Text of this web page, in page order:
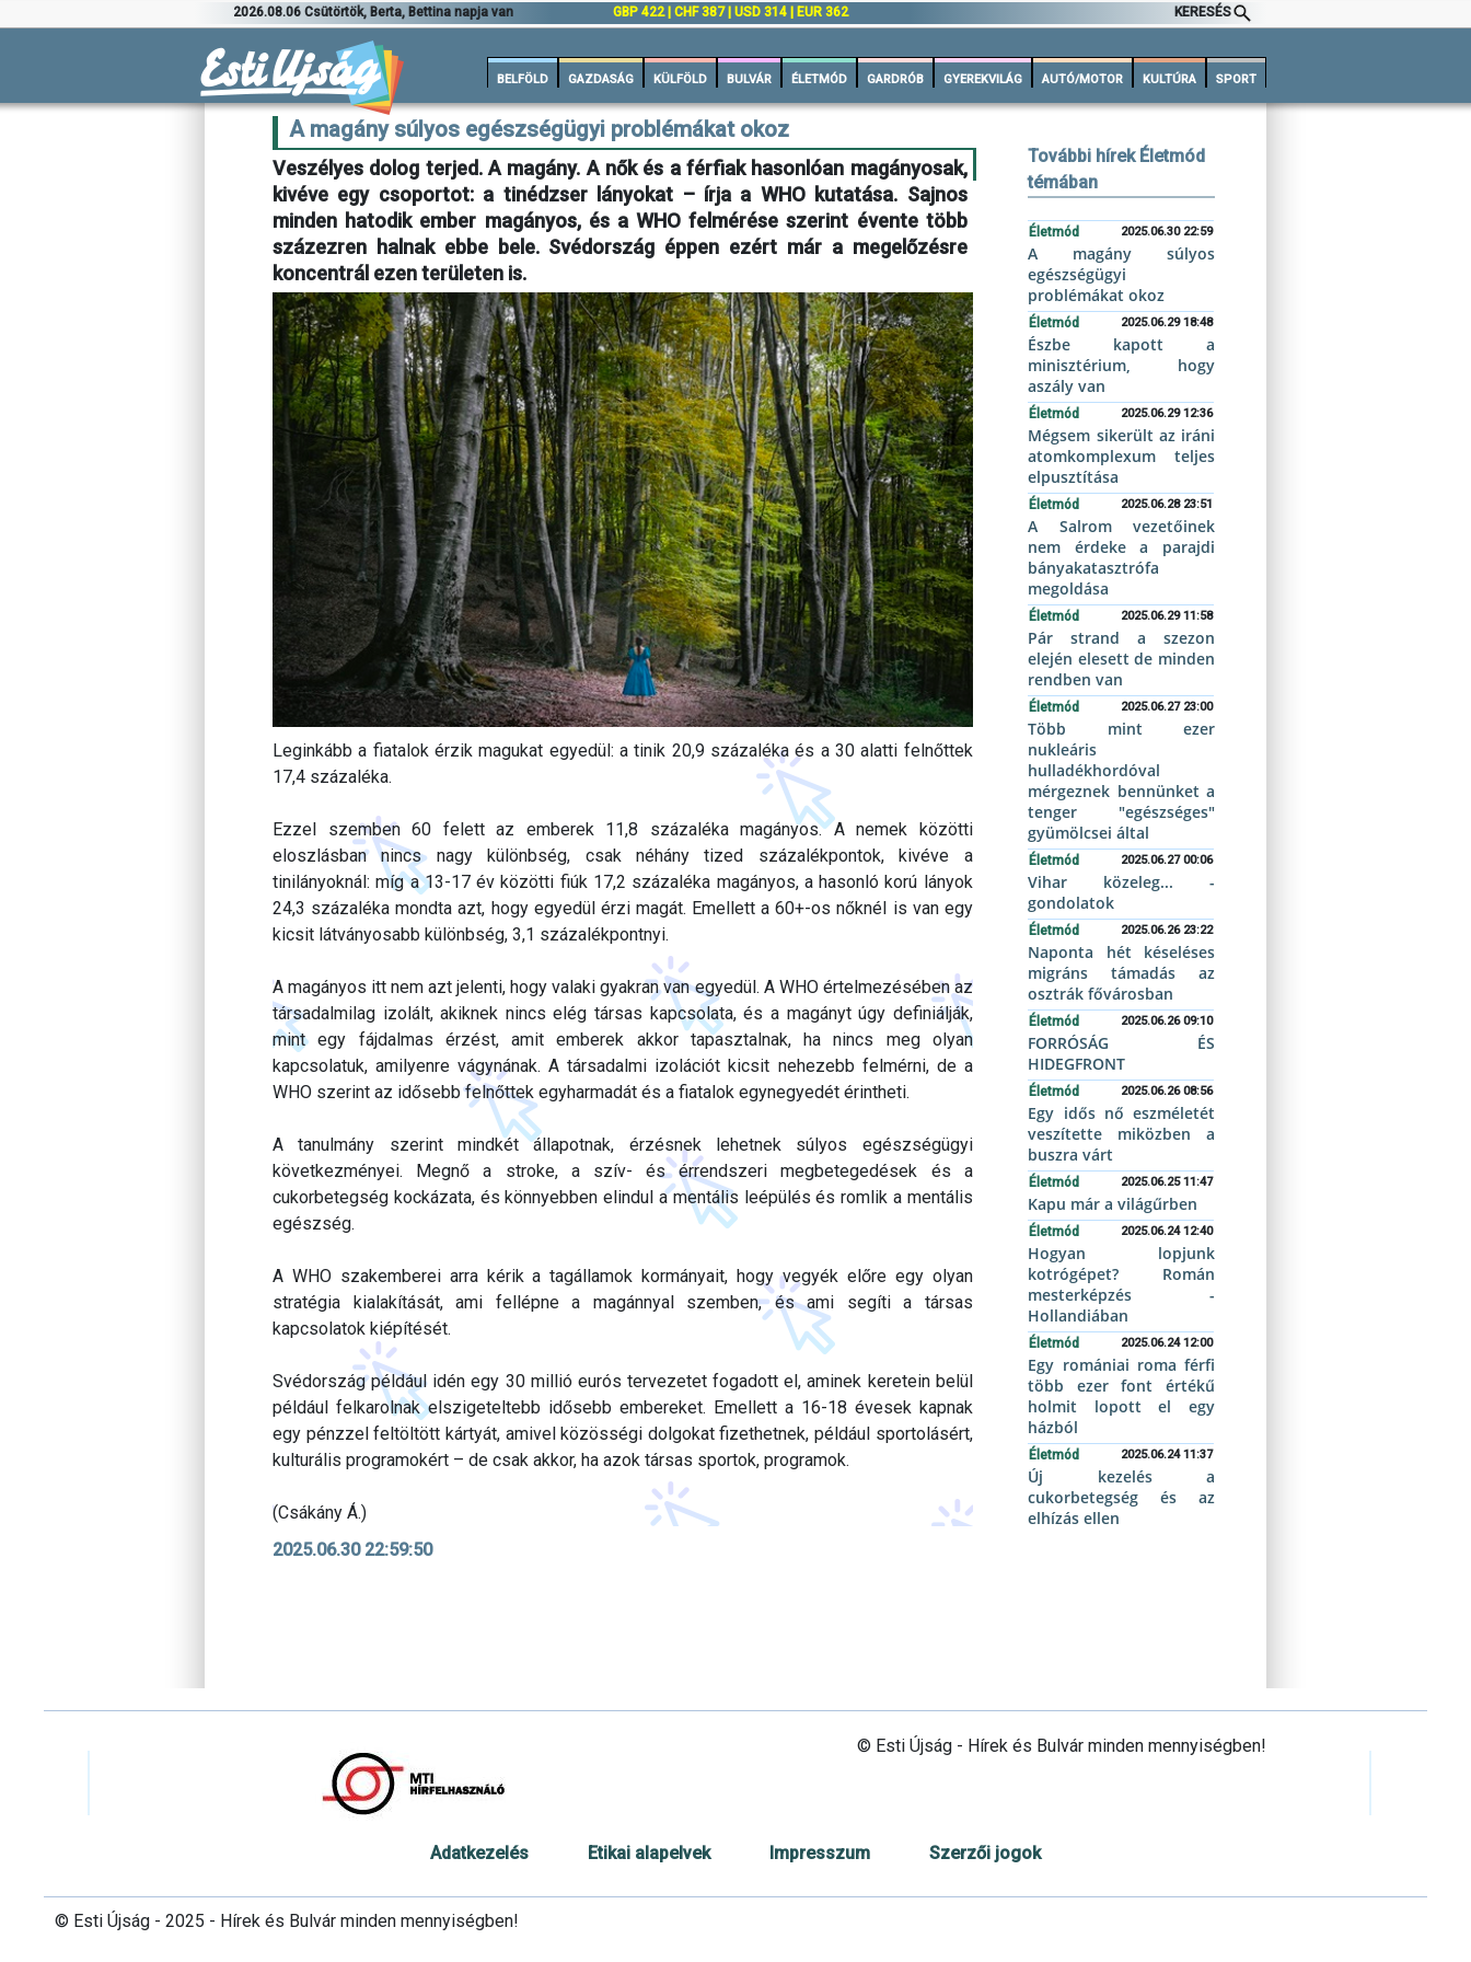
2026.08.06 Csütörtök, Berta, Bettina napja van GBP 422 | CHF 387 | USD 314 | EUR 362 KERESÉS
BELFÖLD GAZDASÁG KÜLFÖLD BULVÁR ÉLETMÓD GARDRÓB GYEREKVILÁG AUTÓ/MOTOR KULTÚRA SPORT
A magány súlyos egészségügyi problémákat okoz
Veszélyes dolog terjed. A magány. A nők és a férfiak hasonlóan magányosak,
kivéve egy csoportot: a tinédzser lányokat – írja a WHO kutatása. Sajnos
minden hatodik ember magányos, és a WHO felmérése szerint évente több
százezren halnak ebbe bele. Svédország éppen ezért már a megelőzésre
koncentrál ezen területen is.
Leginkább a fiatalok érzik magukat egyedül: a tinik 20,9 százaléka és a 30 alatti felnőttek
17,4 százaléka.
Ezzel szemben 60 felett az emberek 11,8 százaléka magányos. A nemek közötti
eloszlásban nincs nagy különbség, csak néhány tized százalékpontok, kivéve a
tinilányoknál: míg a 13-17 év közötti fiúk 17,2 százaléka magányos, a hasonló korú lányok
24,3 százaléka mondta azt, hogy egyedül érzi magát. Emellett a 60+-os nőknél is van egy
kicsit látványosabb különbség, 3,1 százalékpontnyi.
A magányos itt nem azt jelenti, hogy valaki gyakran van egyedül. A WHO értelmezésében az
társadalmilag izolált, akiknek nincs elég társas kapcsolata, és a magányt úgy definiálják,
mint egy fájdalmas érzést, amit emberek akkor tapasztalnak, ha nincs meg olyan
kapcsolatuk, amilyenre vágynának. A társadalmi izolációt kicsit nehezebb felmérni, de a
WHO szerint az idősebb felnőttek egyharmadát és a fiatalok egynegyedét érintheti.
A tanulmány szerint mindkét állapotnak, érzésnek lehetnek súlyos egészségügyi
következményei. Megnő a stroke, a szív- és érrendszeri megbetegedések és a
cukorbetegség kockázata, és könnyebben elindul a mentális leépülés és romlik a mentális
egészség.
A WHO szakemberei arra kérik a tagállamok kormányait, hogy vegyék előre egy olyan
stratégia kialakítását, ami fellépne a magánnyal szemben, és ami segíti a társas
kapcsolatok kiépítését.
Svédország például idén egy 30 millió eurós tervezetet fogadott el, aminek keretein belül
például felkarolnak elszigeteltebb idősebb embereket. Emellett a 16-18 évesek kapnak
egy pénzzel feltöltött kártyát, amivel közösségi dolgokat fizethetnek, például sportolásért,
kulturális programokért – de csak akkor, ha azok társas sportok, programok.
(Csákány Á.)
2025.06.30 22:59:50
További hírek Életmód
témában
Életmód 2025.06.30 22:59
A magány súlyos
egészségügyi
problémákat okoz
Életmód 2025.06.29 18:48
Észbe kapott a
minisztérium, hogy
aszály van
Életmód 2025.06.29 12:36
Mégsem sikerült az iráni
atomkomplexum teljes
elpusztítása
Életmód 2025.06.28 23:51
A Salrom vezetőinek
nem érdeke a parajdi
bányakatasztrófa
megoldása
Életmód 2025.06.29 11:58
Pár strand a szezon
elején elesett de minden
rendben van
Életmód 2025.06.27 23:00
Több mint ezer
nukleáris
hulladékhordóval
mérgeznek bennünket a
tenger "egészséges"
gyümölcsei által
Életmód 2025.06.27 00:06
Vihar közeleg... -
gondolatok
Életmód 2025.06.26 23:22
Naponta hét késeléses
migráns támadás az
osztrák fővárosban
Életmód 2025.06.26 09:10
FORRÓSÁG ÉS
HIDEGFRONT
Életmód 2025.06.26 08:56
Egy idős nő eszméletét
veszítette miközben a
buszra várt
Életmód 2025.06.25 11:47
Kapu már a világűrben
Életmód 2025.06.24 12:40
Hogyan lopjunk
kotrógépet? Román
mesterképzés -
Hollandiában
Életmód 2025.06.24 12:00
Egy romániai roma férfi
több ezer font értékű
holmit lopott el egy
házból
Életmód 2025.06.24 11:37
Új kezelés a
cukorbetegség és az
elhízás ellen
© Esti Újság - Hírek és Bulvár minden mennyiségben!
Adatkezelés Etikai alapelvek Impresszum Szerzői jogok
© Esti Újság - 2025 - Hírek és Bulvár minden mennyiségben!